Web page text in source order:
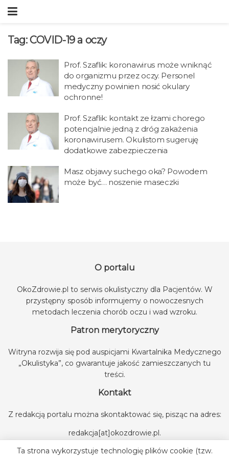
Tag:COVID-19 a oczy
Prof. Szaflik: koronawirus może wniknąć
do organizmu przez oczy. Personel
medyczny powinien nosić okulary
ochronne!
Prof. Szaflik: kontakt ze łzami chorego
potencjalnie jedną z dróg zakażenia
koronawirusem. Okulistom sugeruję
dodatkowe zabezpieczenia
Masz objawy suchego oka? Powodem
może być… noszenie maseczki
O portalu
OkoZdrowie.pl to serwis okulistyczny dla Pacjentów. W
przystępny sposób informujemy o nowoczesnych
metodach leczenia chorób oczu i wad wzroku.
Patron merytoryczny
Witryna rozwija się pod auspicjami Kwartalnika Medycznego
„Okulistyka”, co gwarantuje jakość zamieszczanych tu
treści.
Kontakt
Z redakcją portalu można skontaktować się, pisząc na adres:
redakcja[at]okozdrowie.pl.
Ta strona wykorzystuje technologię plików cookie (tzw.